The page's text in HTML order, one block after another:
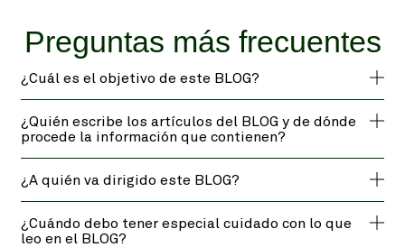
Preguntas más frecuentes
¿Cuál es el objetivo de este BLOG?
¿Quién escribe los artículos del BLOG y de dónde
procede la información que contienen?
¿A quién va dirigido este BLOG?
¿Cuándo debo tener especial cuidado con lo que
leo en el BLOG?